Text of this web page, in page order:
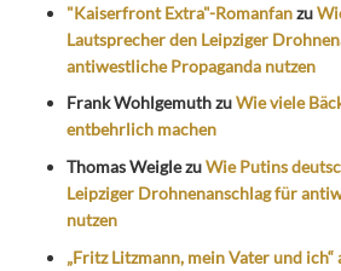
"Kaiserfront Extra"-Romanfanzu
Lautsprecher den Leipziger
antiwestliche Propaganda nutzen
Frank WohlgemuthzuWie viele
entbehrlich machen
Thomas WeiglezuWie Putins
Leipziger Drohnenanschlag für
nutzen
„Fritz Litzmann, mein Vater und ich“